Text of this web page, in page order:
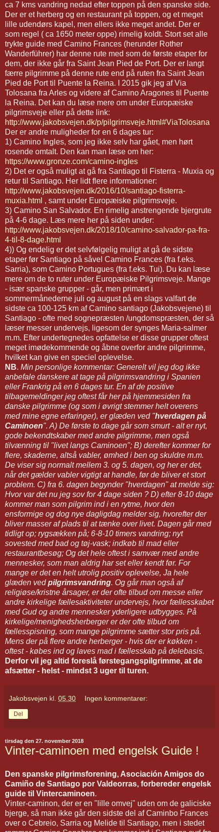
ca 7 kms vandring nedad efter toppen på den spanske side.
Der er et herberg og en restaurant på toppen, og et meget
lille udendørs kapel, men ellers ikke meget andet. Der er
som regel ( ca 1650 meter oppe) rimelig koldt. Stort set alle
trykte guide med Camino Frances (herunder Rother
Wanderführer) har denne rute med som de første etaper for
dem, der ikke går fra Saint Jean Pied de Port. Der er langt
færre pilgrimme på denne rute end på ruten fra Saint Jean
Pied de Port til Puente la Reina. I 2015 gik jeg af Via
Tolosana fra Arles og videre af Camino Aragones til Puente
la Reina. Det kan du læse mere om under Europæiske
pilgrimsveje eller på dette link:
http://www.jakobsvejen.dk/p/pilgrimsveje.html#ViaTolosana
Der er andre muligheder for en 6 dages tur:
1) Camino Ingles, som jeg ikke selv har gået, men hørt
rosende omtalt. Den kan man læse om her:
https://www.gronze.com/camino-ingles
2) Det er også muligt at gå fra Santiago til Fisterra - Muxia og
retur til Santiago. Her lidt flere informationer:
http://www.jakobsvejen.dk/2016/10/santiago-fisterra-
muxia.html , samt under Europæiske pilgrimsveje.
3) Camino San Salvador. En rimelig anstrengende bjergrute
på 4-6 dage. Læs mere her på siden under:
http://www.jakobsvejen.dk/2018/10/camino-salvador-pa-fra-
4-til-8-dage.html
4)) Og endelig er det selvfølgelig muligt at gå de sidste
etaper før Santiago på såvel Camino Frances (fra f.eks.
Sarria), som Camino Portugues (fra f.eks. Tui). Du kan læse
mere om de to ruter under Europæiske Pilgrimsveje. Mange
- især spanske grupper - går, men primært i
sommermånederne juli og august på en slags valfart de
sidste ca 100-125 km af Camino santiago (Jakobsvejene) til
Santiago - ofte med sognepræsten /ungdomspræsten, der så
læser messer undervejs, ligesom der synges Maria-salmer
m.m. Efter undertegnedes opfattelse er disse grupper oftest
meget imødekommende og åbne overfor andre pilgrimme,
hvilket kan give en speciel oplevelse.
NB. Min personlige kommentar: Generelt vil jeg dog ikke
anbefale danskere at tage på pilgrimsvandring i Spanien
eller Frankrig på en 6 dages tur. En af de positive
tilbagemeldinger jeg oftest får her på hjemmesiden fra
danske pilgrimme (og som i øvrigt stemmer helt overens
med mine egne erfaringer), er glæden ved "hverdagen på
Caminoen". A) De første to dage går som smurt - alt er nyt,
gode bekendtskaber med andre pilgrimme, men også
tilvænning til "livet langs Caminoen"; B) derefter kommer for
flere, skaderne, altså vabler, ømhed i ben og skuldre m.m.
De viser sig normalt mellem 3. og 5. dagen, og her er det,
når det gælder vabler vigtigt at handle, før de bliver et stort
problem. C) fra 6. dagen begynder "hverdagen" at melde sig:
Hvor var det nu jeg sov for 4 dage siden ? D) efter 8-10 dage
kommer man som pilgrim ind i en rytme, hvor den
ensformige og dog nye dagligdag melder sig, hvorefter der
bliver masser af plads til at tænke over livet. Dagen går med
tidligt op; rygsækken på; 6-8-10 timers vandring; nyt
sovested med bad og tøj-vask; indkøb til mad eller
restaurantbesøg; Og det hele oftest i samvær med andre
mennesker, som man aldrig har set eller kendt før. For
mange er det en helt utrolig positiv oplevelse, Ja hele
glæden vedpilgrimsvandring. Og går man også af
religiøse/kristne årsager, er der ofte tilbud om messe eller
andre kirkelige fællesaktiviteter undervejs, hvor fællesskabet
med Gud og andre mennesker yderligere udbygges. På
kirkelige/menighedsherberger er der ofte tilbud om
fællesspisning, som mange pilgrimme sætter stor pris på.
Mens der på flere andre herberger - hvis der er køkken -
oftest - købes ind og laves mad i fællesskab på delebasis.
Derfor vil jeg altid foreslå førstegangspilgrimme, at de
afsætter - helst - mindst 3 uger til turen.
Jakobsvejen kl. 05.30 Ingen kommentarer:
Del
tirsdag den 27. november 2018
Vinter-caminoen med engelsk Guide !
Den spanske pilgrimsforening, Asociación Amigos do
Camiño de Santiago por Valdeorras, forbereder engelsk
guide til Vintercaminoen.
Vinter-caminon, der er en "lille omvej" uden om de galiciske
bjerge, så man ikke går den sidste del af Caminbo Frances
over o Cebreio, Sarria og Melide til Santiago, men i stedet